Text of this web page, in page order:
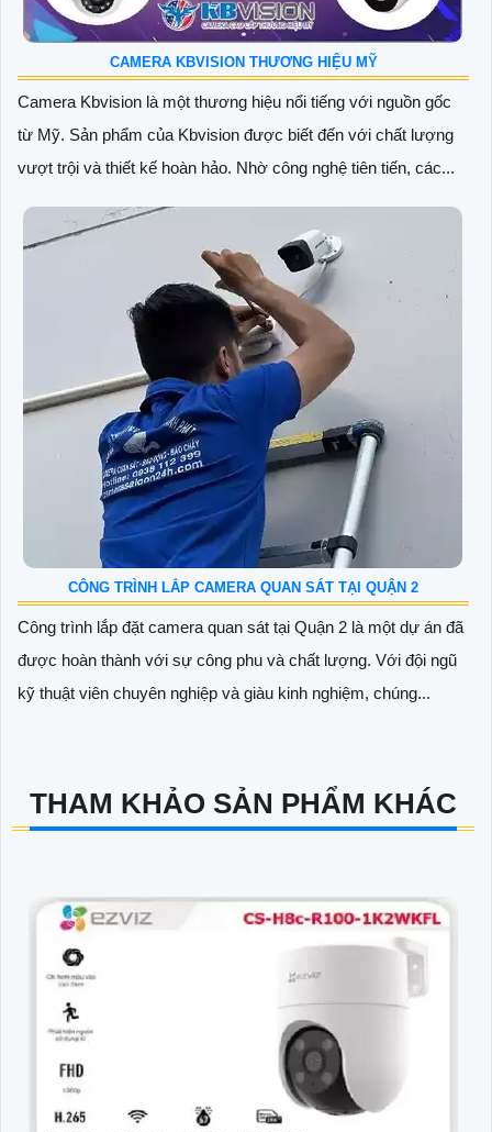
CAMERA KBVISION THƯƠNG HIỆU MỸ
Camera Kbvision là một thương hiệu nổi tiếng với nguồn gốc
từ Mỹ. Sản phẩm của Kbvision được biết đến với chất lượng
vượt trội và thiết kế hoàn hảo. Nhờ công nghệ tiên tiến, các...
CÔNG TRÌNH LẮP CAMERA QUAN SÁT TẠI QUẬN 2
Công trình lắp đặt camera quan sát tại Quận 2 là một dự án đã
được hoàn thành với sự công phu và chất lượng. Với đội ngũ
kỹ thuật viên chuyên nghiệp và giàu kinh nghiệm, chúng...
THAM KHẢO SẢN PHẨM KHÁC